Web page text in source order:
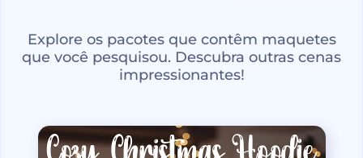
Explore os pacotes que contêm maquetes
que você pesquisou. Descubra outras cenas
impressionantes!